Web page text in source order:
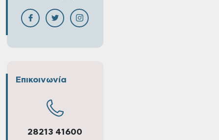
Επικοινωνία
28213 41600